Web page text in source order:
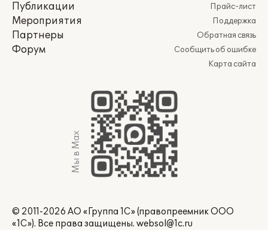
Публикации
Мероприятия
Партнеры
Форум
Прайс-лист
Поддержка
Обратная связь
Сообщить об ошибке
Карта сайта
Мы в Max
© 2011-2026 АО «Группа 1С» (правопреемник ООО
«1С»). Все права защищены. websol@1c.ru